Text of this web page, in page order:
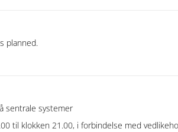
planned.
sentrale systemer
til klokken 21.00, i forbindelse med